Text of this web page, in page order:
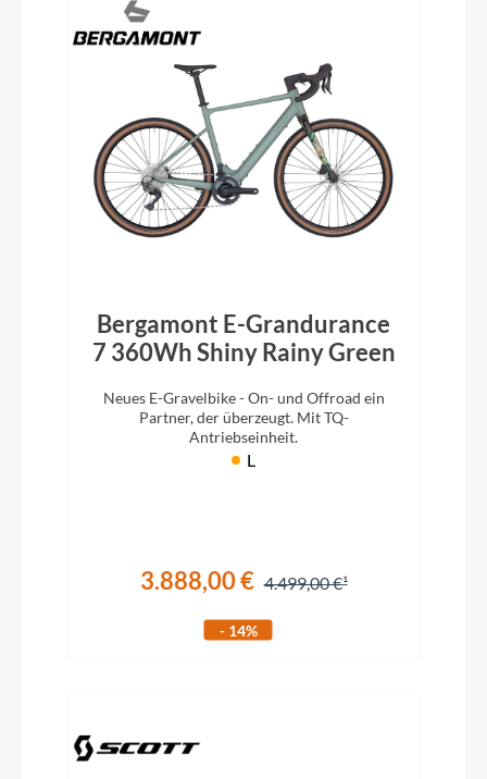
Bergamont E-Grandurance
7 360Wh Shiny Rainy Green
Neues E-Gravelbike - On- und Offroad ein
Partner, der überzeugt. Mit TQ-
Antriebseinheit.
L
3.888,00 € 4.499,00 €
- 14%